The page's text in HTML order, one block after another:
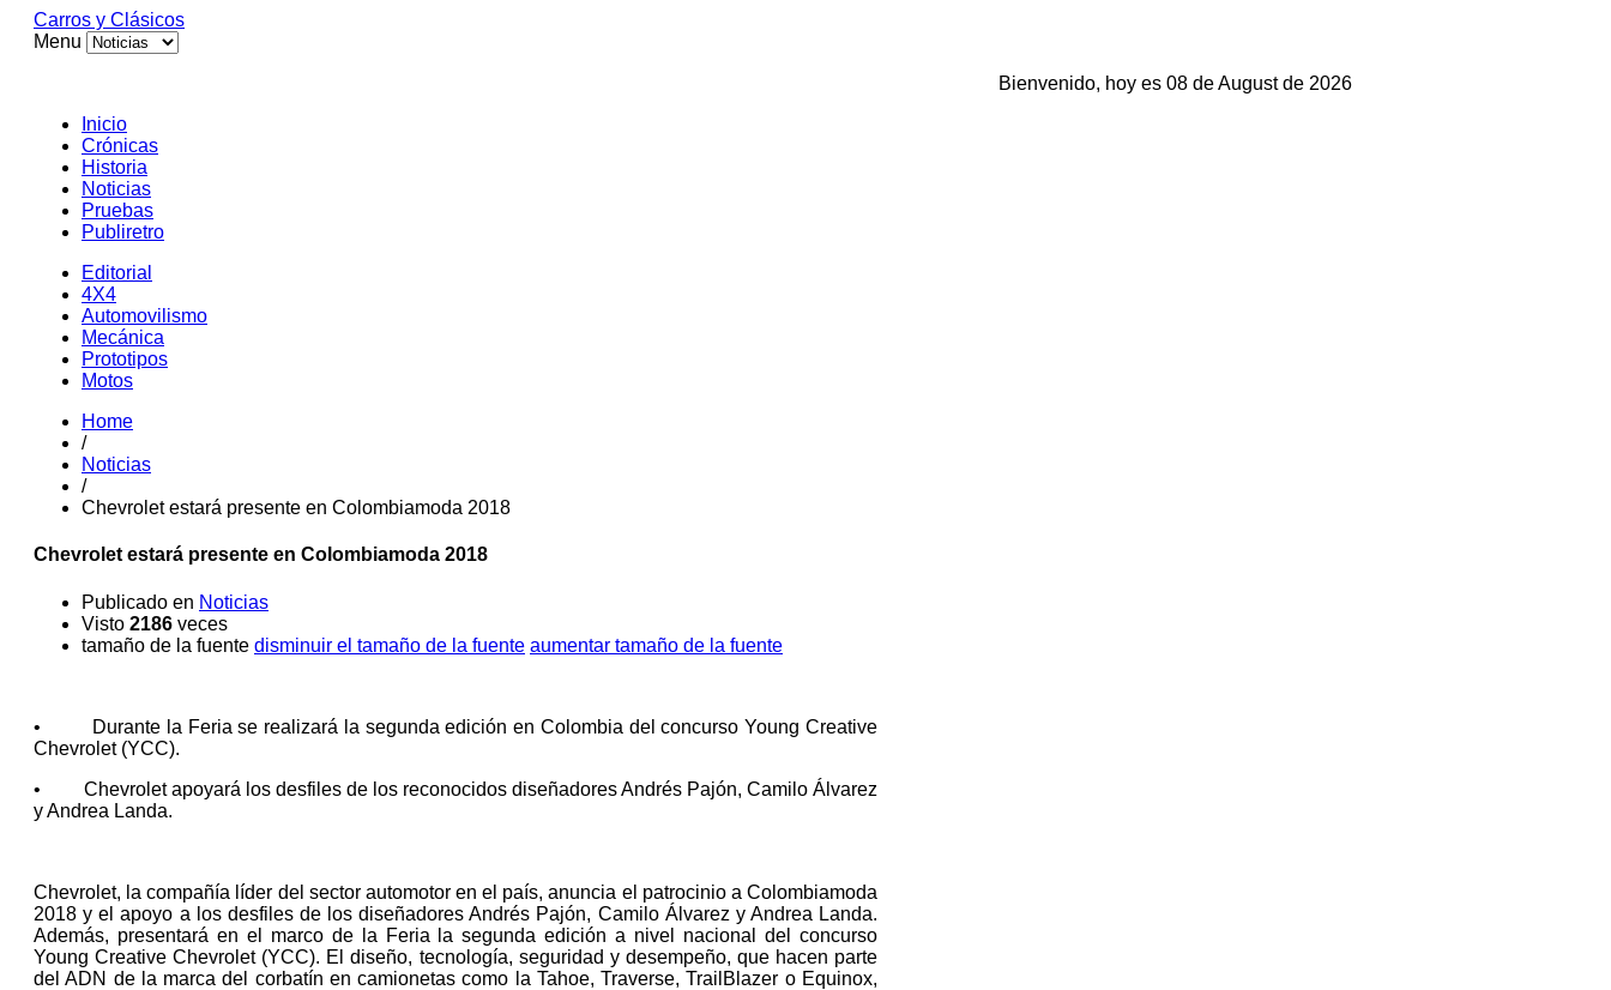
Carros y Clásicos
Menu
Bienvenido, hoy es 08 de August de 2026
Inicio
Crónicas
Historia
Noticias
Pruebas
Publiretro
Editorial
4X4
Automovilismo
Mecánica
Prototipos
Motos
Home
/
Noticias
/
Chevrolet estará presente en Colombiamoda 2018
Chevrolet estará presente en Colombiamoda 2018
Publicado en Noticias
Visto 2186 veces
tamaño de la fuente disminuir el tamaño de la fuente aumentar tamaño de la fuente
• Durante la Feria se realizará la segunda edición en Colombia del concurso Young Creative
Chevrolet (YCC).
• Chevrolet apoyará los desfiles de los reconocidos diseñadores Andrés Pajón, Camilo Álvarez
y Andrea Landa.
Chevrolet, la compañía líder del sector automotor en el país, anuncia el patrocinio a Colombiamoda
2018 y el apoyo a los desfiles de los diseñadores Andrés Pajón, Camilo Álvarez y Andrea Landa.
Además, presentará en el marco de la Feria la segunda edición a nivel nacional del concurso
Young Creative Chevrolet (YCC). El diseño, tecnología, seguridad y desempeño, que hacen parte
del ADN de la marca del corbatín en camionetas como la Tahoe, Traverse, TrailBlazer o Equinox,